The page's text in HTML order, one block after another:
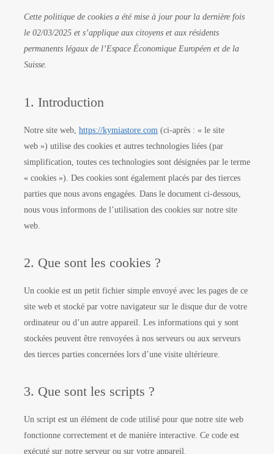
Cette politique de cookies a été mise à jour pour la dernière fois
le 02/03/2025 et s’applique aux citoyens et aux résidents
permanents légaux de l’Espace Économique Européen et de la
Suisse.
1. Introduction
Notre site web, https://kymiastore.com (ci-après : « le site
web ») utilise des cookies et autres technologies liées (par
simplification, toutes ces technologies sont désignées par le terme
« cookies »). Des cookies sont également placés par des tierces
parties que nous avons engagées. Dans le document ci-dessous,
nous vous informons de l’utilisation des cookies sur notre site
web.
2. Que sont les cookies ?
Un cookie est un petit fichier simple envoyé avec les pages de ce
site web et stocké par votre navigateur sur le disque dur de votre
ordinateur ou d’un autre appareil. Les informations qui y sont
stockées peuvent être renvoyées à nos serveurs ou aux serveurs
des tierces parties concernées lors d’une visite ultérieure.
3. Que sont les scripts ?
Un script est un élément de code utilisé pour que notre site web
fonctionne correctement et de manière interactive. Ce code est
exécuté sur notre serveur ou sur votre appareil.
Consent
to
service
Consent
to
service
Consent
to
service
Consent
to
service
Consent
to
service
Consent
to
service
Consent
to
service